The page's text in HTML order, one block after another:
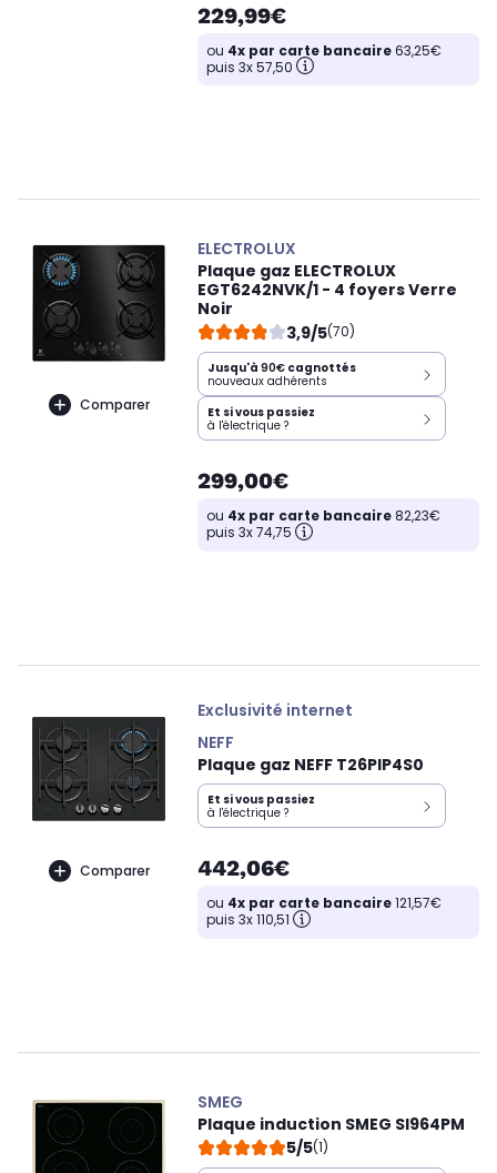
229,99€
ou 4x par carte bancaire63,25€
puis 3x 57,50
Comparer
ELECTROLUX
Plaque gaz ELECTROLUX
EGT6242NVK/1 - 4 foyers Verre
Noir
3,9/5(70)
Jusqu'à 90€ cagnottés
nouveaux adhérents
Et si vous passiez
à l'électrique ?
299,00€
ou 4x par carte bancaire82,23€
puis 3x 74,75
Comparer
Exclusivité internet
NEFF
Plaque gaz NEFF T26PIP4S0
Et si vous passiez
à l'électrique ?
442,06€
ou 4x par carte bancaire121,57€
puis 3x 110,51
SMEG
Plaque induction SMEG SI964PM
5/5(1)